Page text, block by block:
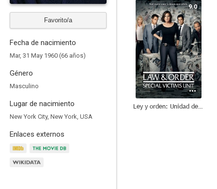
Favorito/a
Fecha de nacimiento
Mar, 31 May 1960 (66 años)
Género
Masculino
Lugar de nacimiento
New York City, New York, USA
Enlaces externos
9.0
Ley y orden: Unidad de Víctimas Especiales